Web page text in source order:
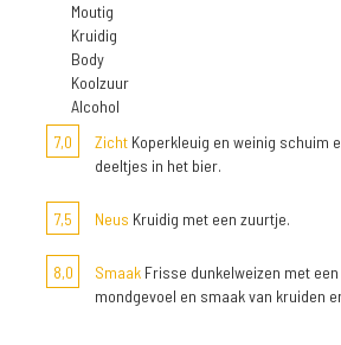
Moutig
Kruidig
Body
Koolzuur
Alcohol
7,0
Zicht Koperkleuig en weinig schuim
deeltjes in het bier.
7,5 Neus Kruidig met een zuurtje.
8,0 Smaak Frisse dunkelweizen met
mondgevoel en smaak van kruiden